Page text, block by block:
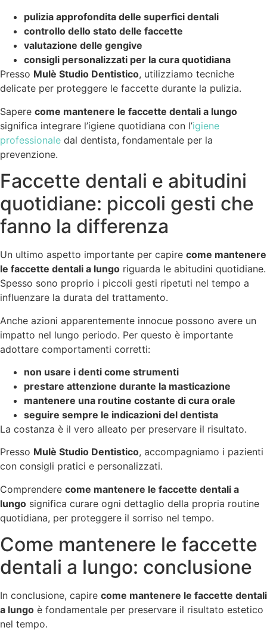
pulizia approfondita delle superfici dentali
controllo dello stato delle faccette
valutazione delle gengive
consigli personalizzati per la cura quotidiana
Presso Mulè Studio Dentistico, utilizziamo tecniche
delicate per proteggere le faccette durante la pulizia.
Sapere come mantenere le faccette dentali a lungo
significa integrare l’igiene quotidiana con l’igiene
professionale dal dentista, fondamentale per la
prevenzione.
Faccette dentali e abitudini
quotidiane: piccoli gesti che
fanno la differenza
Un ultimo aspetto importante per capire come mantenere
le faccette dentali a lungo riguarda le abitudini quotidiane.
Spesso sono proprio i piccoli gesti ripetuti nel tempo a
influenzare la durata del trattamento.
Anche azioni apparentemente innocue possono avere un
impatto nel lungo periodo. Per questo è importante
adottare comportamenti corretti:
non usare i denti come strumenti
prestare attenzione durante la masticazione
mantenere una routine costante di cura orale
seguire sempre le indicazioni del dentista
La costanza è il vero alleato per preservare il risultato.
Presso Mulè Studio Dentistico, accompagniamo i pazienti
con consigli pratici e personalizzati.
Comprendere come mantenere le faccette dentali a
lungo significa curare ogni dettaglio della propria routine
quotidiana, per proteggere il sorriso nel tempo.
Come mantenere le faccette
dentali a lungo: conclusione
In conclusione, capire come mantenere le faccette dentali
a lungo è fondamentale per preservare il risultato estetico
nel tempo.